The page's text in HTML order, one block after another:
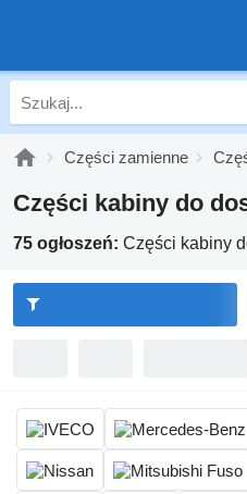
Części zamienne
Części kabiny do
75 ogłoszeń: Części kabiny